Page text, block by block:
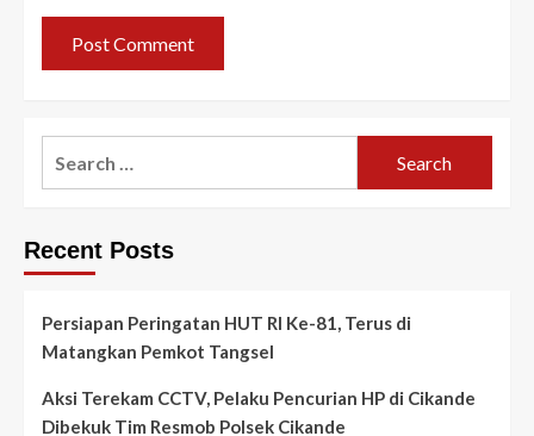
Recent Posts
Persiapan Peringatan HUT RI Ke-81, Terus di
Matangkan Pemkot Tangsel
Aksi Terekam CCTV, Pelaku Pencurian HP di Cikande
Dibekuk Tim Resmob Polsek Cikande